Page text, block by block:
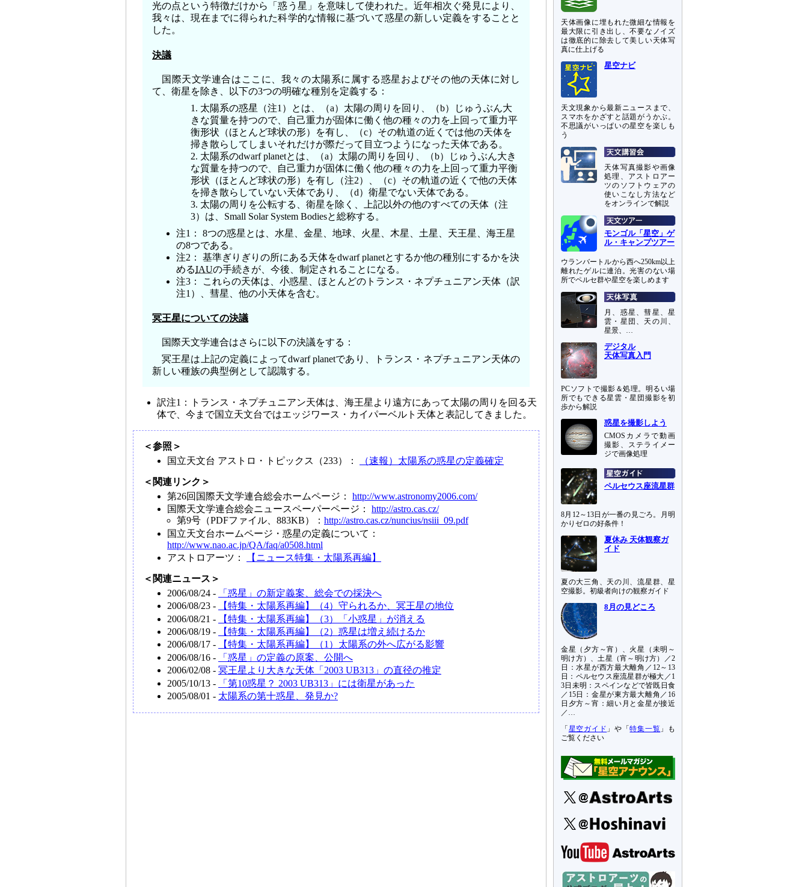
光の点という特徴だけから「惑う星」を意味して使われた。近年相次ぐ発見により、
我々は、現在までに得られた科学的な情報に基づいて惑星の新しい定義をすることと
した。
決議
国際天文学連合はここに、我々の太陽系に属する惑星およびその他の天体に対し
て、衛星を除き、以下の3つの明確な種別を定義する：
1. 太陽系の惑星（注1）とは、（a）太陽の周りを回り、（b）じゅうぶん大
きな質量を持つので、自己重力が固体に働く他の種々の力を上回って重力平
衡形状（ほとんど球状の形）を有し、（c）その軌道の近くでは他の天体を
掃き散らしてしまいそれだけが際だって目立つようになった天体である。
2. 太陽系のdwarf planetとは、（a）太陽の周りを回り、（b）じゅうぶん大き
な質量を持つので、自己重力が固体に働く他の種々の力を上回って重力平衡
形状（ほとんど球状の形）を有し（注2）、（c）その軌道の近くで他の天体
を掃き散らしていない天体であり、（d）衛星でない天体である。
3. 太陽の周りを公転する、衛星を除く、上記以外の他のすべての天体（注
3）は、Small Solar System Bodiesと総称する。
注1： 8つの惑星とは、水星、金星、地球、火星、木星、土星、天王星、海王星
の8つである。
注2： 基準ぎりぎりの所にある天体をdwarf planetとするか他の種別にするかを決
めるIAUの手続きが、今後、制定されることになる。
注3： これらの天体は、小惑星、ほとんどのトランス・ネプチュニアン天体（訳
注1）、彗星、他の小天体を含む。
冥王星についての決議
国際天文学連合はさらに以下の決議をする：
冥王星は上記の定義によってdwarf planetであり、トランス・ネプチュニアン天体の
新しい種族の典型例として認識する。
訳注1：トランス・ネプチュニアン天体は、海王星より遠方にあって太陽の周りを回る天
体で、今まで国立天文台ではエッジワース・カイパーベルト天体と表記してきました。
＜参照＞
国立天文台 アストロ・トピックス（233）：
（速報）太陽系の惑星の定義確定
＜関連リンク＞
第26回国際天文学連合総会ホームページ： http://www.astronomy2006.com/
国際天文学連合総会ニュースペーパーページ： http://astro.cas.cz/
第9号（PDFファイル、883KB）： http://astro.cas.cz/nuncius/nsiii_09.pdf
国立天文台ホームページ・惑星の定義について：
http://www.nao.ac.jp/QA/faq/a0508.html
アストロアーツ：
【ニュース特集・太陽系再編】
＜関連ニュース＞
2006/08/24 -
「惑星」の新定義案、総会での採決へ
2006/08/23 -
【特集・太陽系再編】（4）守られるか、冥王星の地位
2006/08/21 -
【特集・太陽系再編】（3）「小惑星」が消える
2006/08/19 -
【特集・太陽系再編】（2）惑星は増え続けるか
2006/08/17 -
【特集・太陽系再編】（1）太陽系の外へ広がる影響
2006/08/16 -
「惑星」の定義の原案、公開へ
2006/02/08 - 冥王星より大きな天体「2003 UB313」の直径の推定
2005/10/13 -
「第10惑星？ 2003 UB313」には衛星があった
2005/08/01 - 太陽系の第十惑星、発見か?
天体画像に埋もれた微細な情報を
最大限に引き出し、不要なノイズ
は徹底的に除去して美しい天体写
真に仕上げる
星空ナビ
天文現象から最新ニュースまで、
スマホをかざすと話題がうかぶ。
不思議がいっぱいの星空を楽しも
う
天体写真撮影や画像
処理、アストロアー
ツのソフトウェアの
使いこなし方法など
をオンラインで解説
モンゴル「星空」ゲ
ル・キャンプツアー
ウランバートルから西へ250km以上
離れたゲルに連泊。光害のない場
所でペルセ群や星空を楽しめます
月、惑星、彗星、星
雲・星団、天の川、
星景、…
デジタル
天体写真入門
PCソフトで撮影＆処理。明るい場
所でもできる星雲・星団撮影を初
歩から解説
惑星を撮影しよう
CMOSカメラで動画
撮影、ステライメー
ジで画像処理
ペルセウス座流星群
8月12～13日が一番の見ごろ。月明
かりゼロの好条件！
夏休み 天体観察ガ
イド
夏の大三角、天の川、流星群、星
空撮影。初級者向けの観察ガイド
8月の見どころ
金星（夕方～宵）、火星（未明～
明け方）、土星（宵～明け方）／2
日：水星が西方最大離角／12～13
日：ペルセウス座流星群が極大／1
3日未明：スペインなどで皆既日食
／15日：金星が東方最大離角／16
日夕方～宵：細い月と金星が接近
／…
「 星空ガイド 」や「特集一覧 」も
ご覧ください